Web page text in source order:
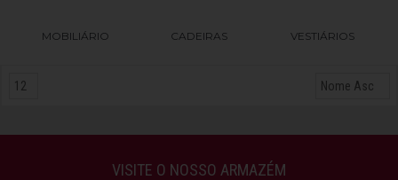
MOBILIÁRIO CADEIRAS VESTIÁRIOS
VISITE O NOSSO ARMAZÉM